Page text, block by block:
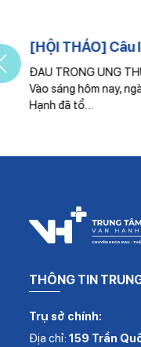
[HỘI THẢO] Câu
ĐAU TRONG UNG
Vào sáng hôm nay,
Hạnh đã tổ…
THÔNG TIN
Trụ sở chính:
Địa chỉ: 159 Trần